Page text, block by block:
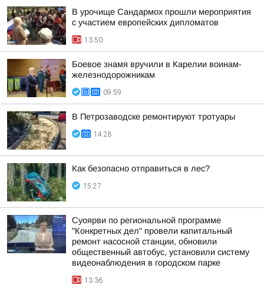
В урочище Сандармох прошли мероприятия
с участием европейских дипломатов
13:50
Боевое знамя вручили в Карелии воинам-
железнодорожникам
09:59
В Петрозаводске ремонтируют тротуары
14:28
Как безопасно отправиться в лес?
15:27
Суоярви по региональной программе
"Конкретных дел" провели капитальный
ремонт насосной станции, обновили
общественный автобус, установили систему
видеонаблюдения в городском парке
13:36